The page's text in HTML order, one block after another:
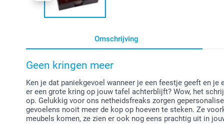
Omschrijving
Geen kringen meer
Ken je dat paniekgevoel wanneer je een feestje geeft en
er een grote kring op jouw tafel achterblijft? Wow, het
op. Gelukkig voor ons netheidsfreaks zorgen
gevoelens nooit meer de kop op hoeven te steken. Ze
meubels komen, ze zien er ook nog eens prachtig uit in